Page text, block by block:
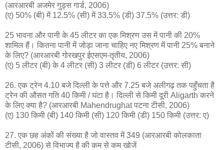
(आरआरबी अजमेर गुड्स गार्ड, 2006)
(ए) 50% (बी) में 12.5% ​​(सी) में 33.5% (डी) 37.5% (उत्तर: डी)
25 भावना और पानी के 45 लीटर का एक मिश्रण उस में पानी की 20%
शामिल हैं। कितना पानी में जोड़ा जाना चाहिए नए मिश्रण में पानी 25% बनाने
के लिए? (आरआरबी गोरखपुर ईएसएम-तृतीय, 2006)
(ए) 5 लीटर (बी) के 4 लीटर (सी) 3 लीटर (डी) 6 लीटर (उत्तर: सी)
26. एक ट्रेन 4.10 बजे दिल्ली के पत्ते और 7.25 बजे अलीगढ़ तक पहुँचता है
ट्रेन की औसत गति 40 किमी / घंटा है। दिल्ली से किमी दूरी Aligarth करने
के लिए क्या है? (आरआरबी Mahendrughat पटना टीसी, 2006)
(ए) 130 किमी (बी) 140 किमी (सी) 120 किमी (डी) 150 किमी (उत्तर: ए)
27. एक छह अंकों की संख्या है जो वास्तव में 349 (आरआरबी कोलकाता
टीसी, 2006) से विभाज्य है की कम से कम खोजें